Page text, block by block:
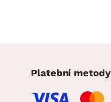
Platební metody